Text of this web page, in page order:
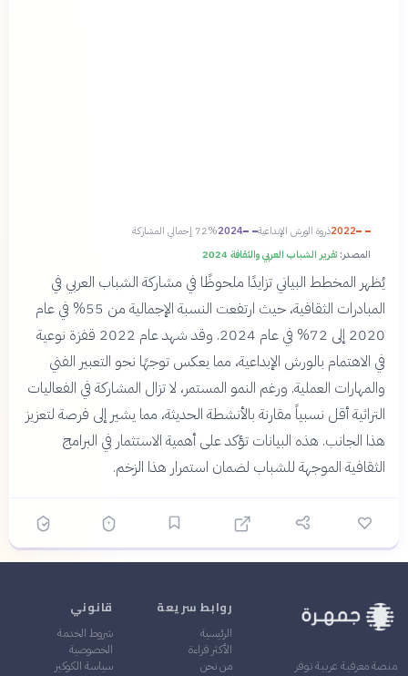
2022ذروة الورش الإبداعية 202472% إجمالي المشاركة
المصدر: تقرير الشباب العربي والثقافة 2024
يُظهر المخطط البياني تزايدًا ملحوظًا في مشاركة الشباب العربي في
المبادرات الثقافية، حيث ارتفعت النسبة الإجمالية من 55% في عام
2020 إلى 72% في عام 2024. وقد شهد عام 2022 قفزة نوعية
في الاهتمام بالورش الإبداعية، مما يعكس توجهًا نحو التعبير الفني
والمهارات العملية. ورغم النمو المستمر، لا تزال المشاركة في الفعاليات
التراثية أقل نسبياً مقارنة بالأنشطة الحديثة، مما يشير إلى فرصة لتعزيز
هذا الجانب. هذه البيانات تؤكد على أهمية الاستثمار في البرامج
الثقافية الموجهة للشباب لضمان استمرار هذا الزخم.
منصة معرفية عربية توفر
روابط سريعة
الرئيسية
الأكثر قراءة
من نحن
قانوني
شروط الخدمة
الخصوصية
سياسة الكوكيز